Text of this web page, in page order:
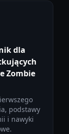
dla
Zombie
podstawy
i nawyki